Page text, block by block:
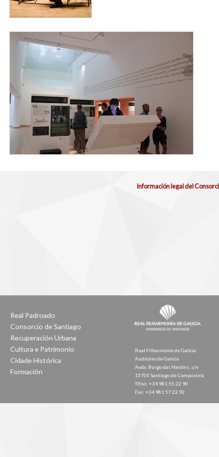
museo7_para_web.jpg
Información legal del
Real Padroado
Consorcio de Santiago
Recuperación Urbana
Cultura e Patrimonio
Cidade Histórica
Formación
Real Filharmonía de Galicia
Auditorio de Galicia
Avda. Burgo das Nacións, s/n
15705 Santiago de Compostela
Tlfno: +34 981 55 22 90
Fax: +34 981 57 22 92